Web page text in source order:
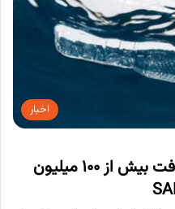
اخبار
اختصاصی بسپار/ بازیافت بیش از 100 میلیون